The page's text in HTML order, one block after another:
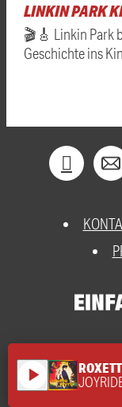
LINKIN PARK
🎬🎸 Linkin Park
Geschichte ins
play_arrow